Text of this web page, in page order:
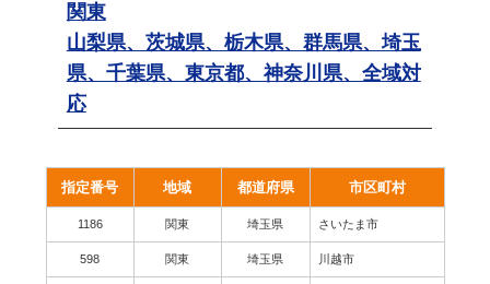
関東
山梨県、茨城県、栃木県、群馬県、埼玉
県、千葉県、東京都、神奈川県、全域対
応
指定番号 地域 都道府県 市区町村
1186 関東 埼玉県 さいたま市
598 関東 埼玉県 川越市